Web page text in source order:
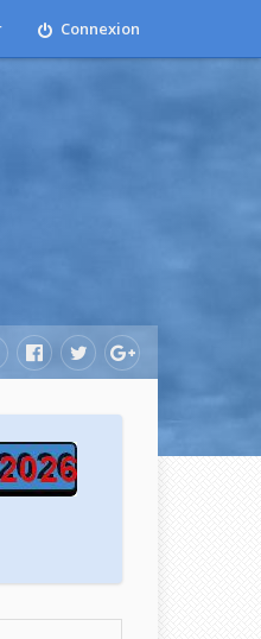
Connexion